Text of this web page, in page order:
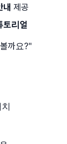
제공
토리얼
까요?"